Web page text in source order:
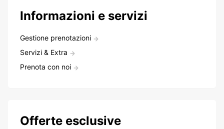
Informazioni e servizi
Gestione prenotazioni
Servizi & Extra
Prenota con noi
Offerte esclusive